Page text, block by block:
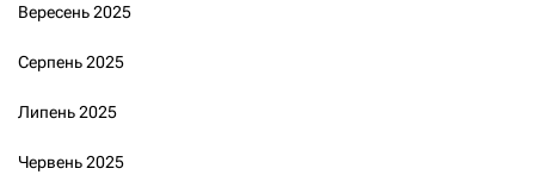
Вересень 2025
Серпень 2025
Липень 2025
Червень 2025